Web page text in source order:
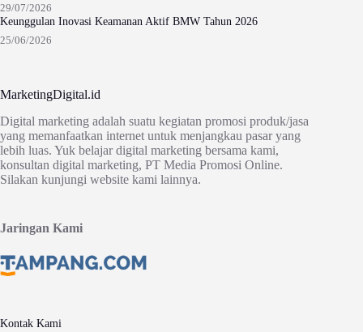
29/07/2026
Keunggulan Inovasi Keamanan Aktif BMW Tahun 2026
25/06/2026
MarketingDigital.id
Digital marketing adalah suatu kegiatan promosi produk/jasa
yang memanfaatkan internet untuk menjangkau pasar yang
lebih luas. Yuk belajar digital marketing bersama kami,
konsultan digital marketing, PT Media Promosi Online.
Silakan kunjungi website kami lainnya.
Jaringan Kami
Kontak Kami